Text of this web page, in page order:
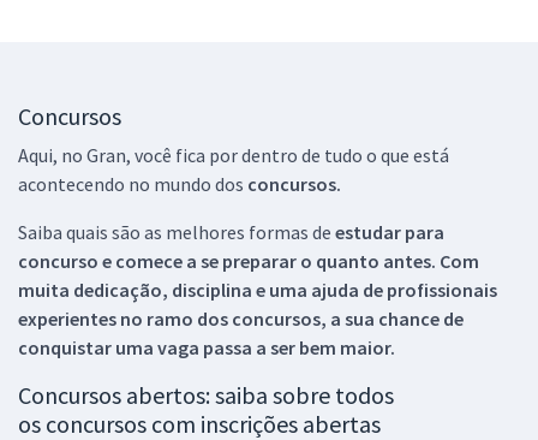
Concursos
Aqui, no Gran, você fica por dentro de tudo o que está
acontecendo no mundo dos concursos.
Saiba quais são as melhores formas de estudar para
concurso e comece a se preparar o quanto antes. Com
muita dedicação, disciplina e uma ajuda de profissionais
experientes no ramo dos concursos, a sua chance de
conquistar uma vaga passa a ser bem maior.
Concursos abertos: saiba sobre todos
os concursos com inscrições abertas